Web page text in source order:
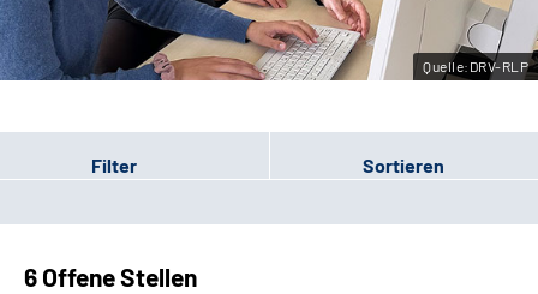
Leichte Sprache
Gebärdensprache
Quelle:DRV-RLP
Filter Sortieren
6 Offene Stellen